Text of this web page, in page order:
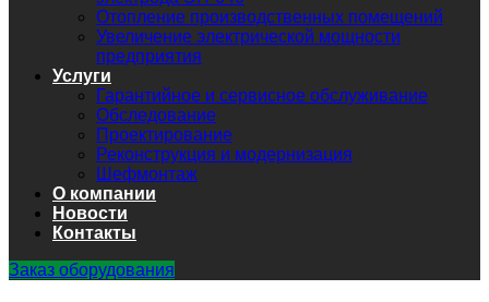
Отопление производственных помещений
Увеличение электрической мощности
предприятия
Услуги
Гарантийное и сервисное обслуживание
Обследование
Проектирование
Реконструкция и модернизация
Шефмонтаж
О компании
Новости
Контакты
Заказ оборудования